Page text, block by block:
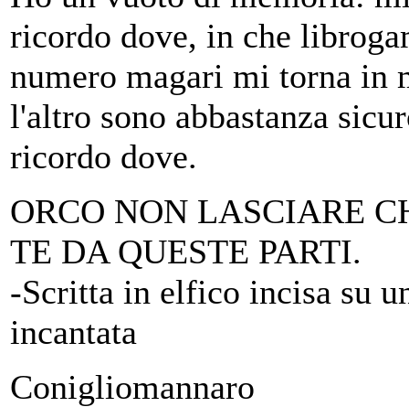
ricordo dove, in che
numero magari mi torna in
l'altro sono abbastanza
ricordo dove.
ORCO NON LASCIARE
TE DA QUESTE PARTI.
-Scritta in elfico incisa su
incantata
Conigliomannaro